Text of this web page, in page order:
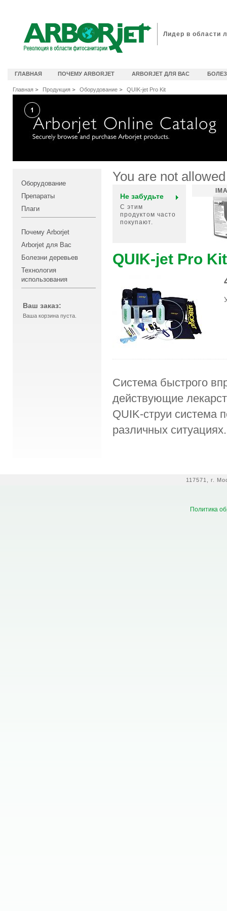
Лидер в области
Arborjet
Главная Продукция Оборудование QUIK-jet Pro Kit
Оборудование
Препараты
Плаги
Почему Arborjet
Arborjet для Вас
Болезни деревьев
Технология
использования
Ваш заказ:
Ваша корзина пуста.
You are not
Не забудьте
С этим
продуктом часто
покупают.
QUIK-jet Pro Kit
Система быстрого
действующие
QUIK-струи система
различных ситуациях.
117571, г.
Политика
ГЛАВНАЯ ПОЧЕМУ ARBORJET ARBORJET ДЛЯ ВАС